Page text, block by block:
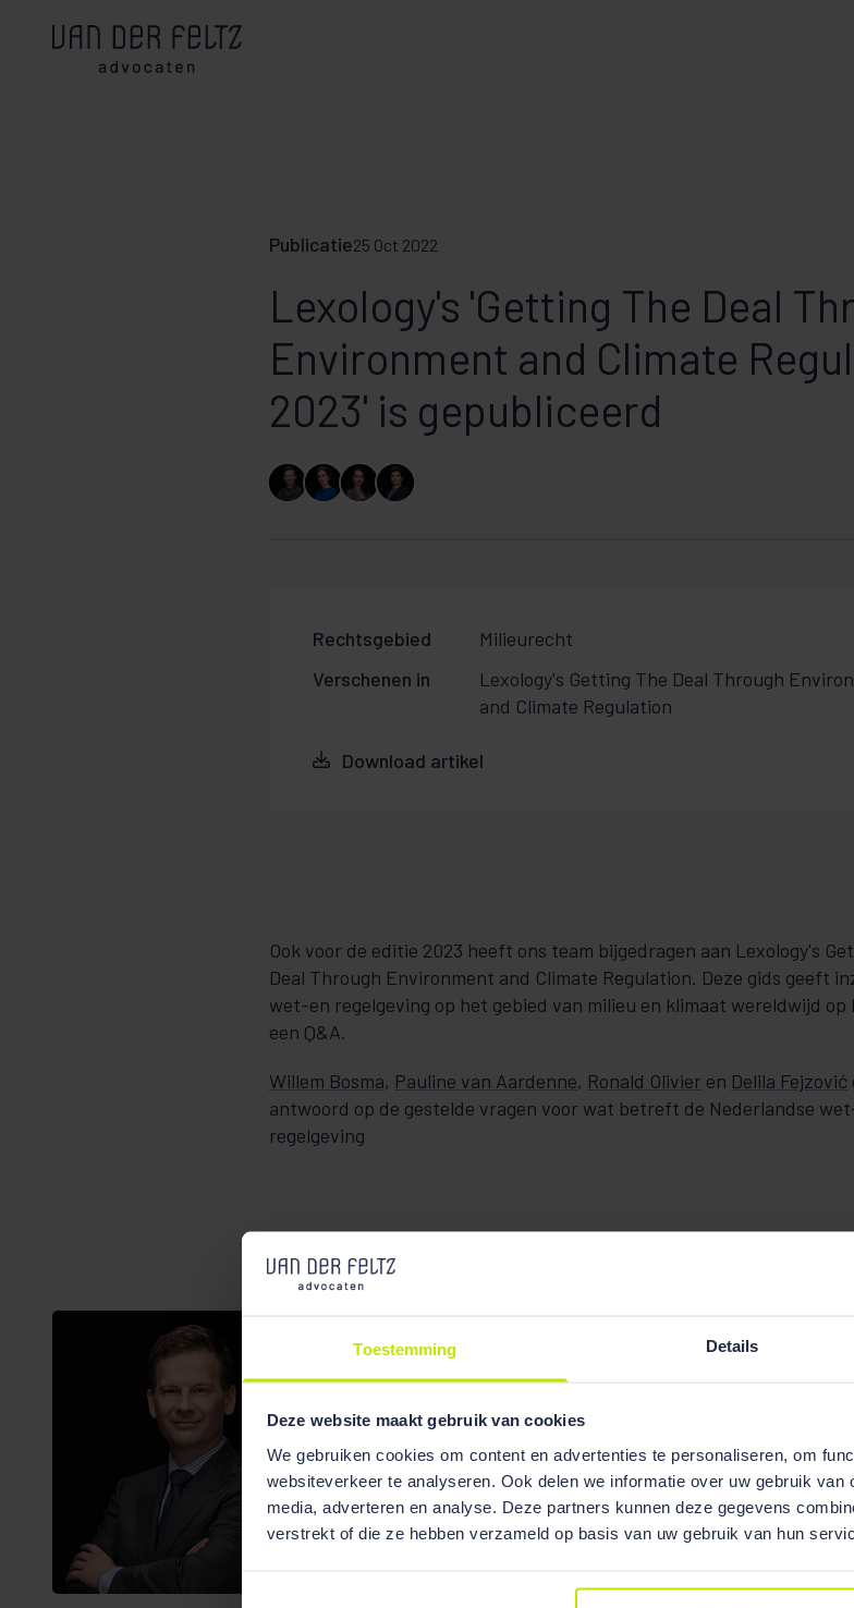
Toestemming Details
Deze website maakt gebruik van cookies
We gebruiken cookies om content en advertenties te personaliseren, om
websiteverkeer te analyseren. Ook delen we informatie over uw gebruik
media, adverteren en analyse. Deze partners kunnen deze gegevens
verstrekt of die ze hebben verzameld op basis van uw gebruik van hun
Publicatie25 Oct 2022
Lexology's 'Getting The Deal
Environment and Climate
2023' is gepubliceerd
Rechtsgebied
Milieurecht
Verschenen in
Lexology's Getting The Deal Through
and Climate Regulation
Download artikel
Ook voor de editie 2023 heeft ons team bijgedragen aan Lexology's
Deal Through Environment and Climate Regulation. Deze gids geeft
wet-en regelgeving op het gebied van milieu en klimaat wereldwijd op
een Q&A.
Willem Bosma, Pauline van Aardenne, Ronald Olivier en Delila Fejzović
antwoord op de gestelde vragen voor wat betreft de Nederlandse
regelgeving